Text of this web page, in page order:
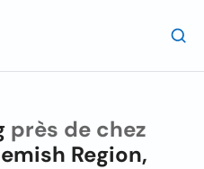
près de chez
Region,